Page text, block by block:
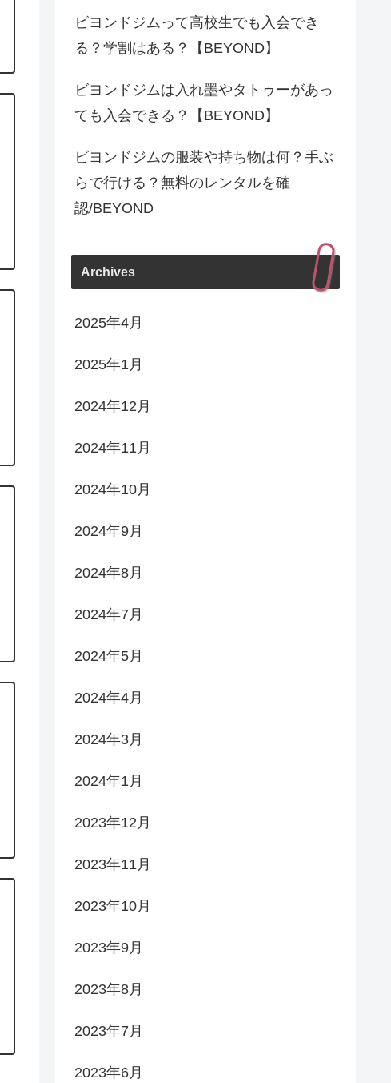
ビヨンドジムって高校生でも入会でき
る？学割はある？【BEYOND】
ビヨンドジムは入れ墨やタトゥーがあっ
ても入会できる？【BEYOND】
ビヨンドジムの服装や持ち物は何？手ぶ
らで行ける？無料のレンタルを確
認/BEYOND
Archives
2025年4月
2025年1月
2024年12月
2024年11月
2024年10月
2024年9月
2024年8月
2024年7月
2024年5月
2024年4月
2024年3月
2024年1月
2023年12月
2023年11月
2023年10月
2023年9月
2023年8月
2023年7月
2023年6月